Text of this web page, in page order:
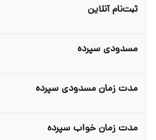
ثبت‌نام آنلاین
مسدودی سپرده
مدت زمان مسدودی سپرده
مدت زمان خواب سپرده